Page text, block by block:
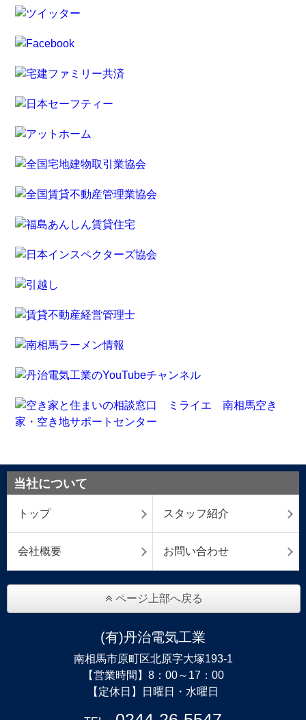
当社について
トップ スタッフ紹介
会社概要 お問い合わせ
ページ上部へ戻る
(有)丹治電気工業
南相馬市原町区北原字大塚193-1
【営業時間】8：00～17：00
【定休日】日曜日・水曜日